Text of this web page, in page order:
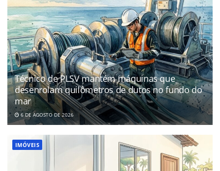
Técnico de PLSV mantém máquinas que
desenrolam quilômetros de dutos no fundo do
mar
6 DE AGOSTO DE 2026
IMÓVEIS